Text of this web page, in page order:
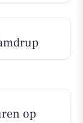
op